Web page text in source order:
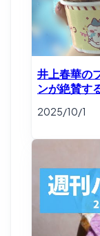
井上春華の
ンが絶賛す
2025/10/1